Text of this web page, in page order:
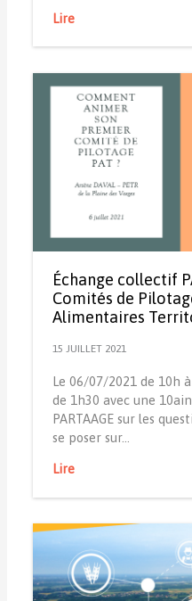
Lire
Échange collectif
Comités de
Alimentaires
15 JUILLET 2021
Le 06/07/2021 de 10h
de 1h30 avec une
PARTAAGE sur les
se poser sur…
Lire